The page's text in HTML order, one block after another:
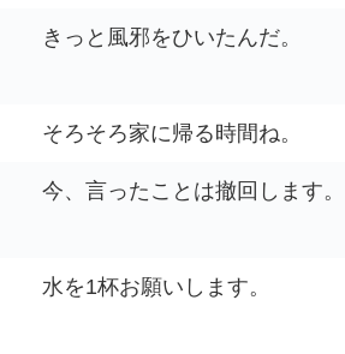
きっと風邪をひいたんだ。
そろそろ家に帰る時間ね。
今、言ったことは撤回します。
水を1杯お願いします。